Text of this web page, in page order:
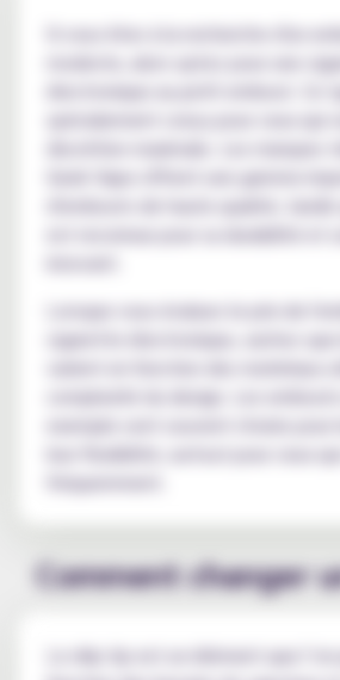
Si vous êtes à la recherche d'un
modeste, alors optez pour une
électronique au petit embout. Ce
spécialement conçu pour ceux qui
discrétion maximale. Les marques
Geek Vape offrent une gamme
d'embouts de haute qualité, tandis
est reconnue pour sa durabilité et
Lorsque vous évaluez le prix de
cigarette électronique, sachez que
complexité du design. Les embouts
leur flexibilité, surtout pour ceux
fréquemment.
Comment changer
Le drip tip est un élément que l’on